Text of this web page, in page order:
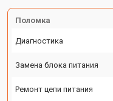
Поломка
Диагностика
Замена блока питания
Ремонт цепи питания